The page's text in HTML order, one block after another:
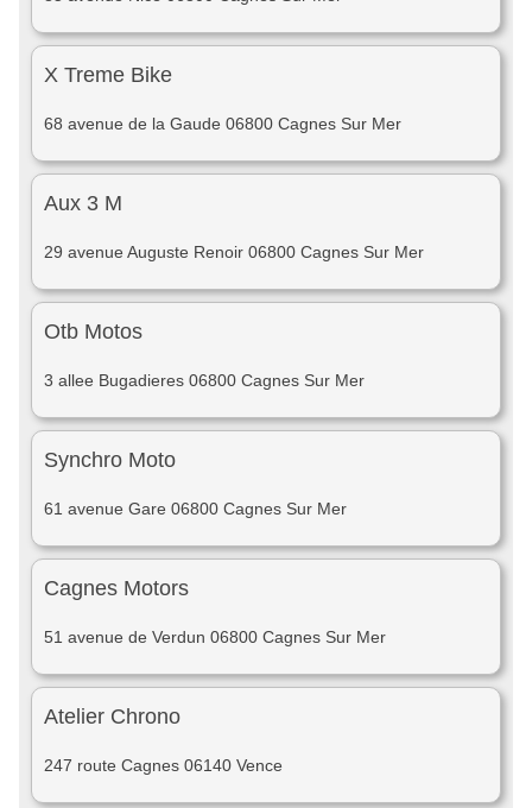
X Treme Bike
68 avenue de la Gaude 06800 Cagnes Sur Mer
Aux 3 M
29 avenue Auguste Renoir 06800 Cagnes Sur Mer
Otb Motos
3 allee Bugadieres 06800 Cagnes Sur Mer
Synchro Moto
61 avenue Gare 06800 Cagnes Sur Mer
Cagnes Motors
51 avenue de Verdun 06800 Cagnes Sur Mer
Atelier Chrono
247 route Cagnes 06140 Vence